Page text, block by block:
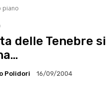
piano
delle Tenebre si
Polidori 16/09/2004